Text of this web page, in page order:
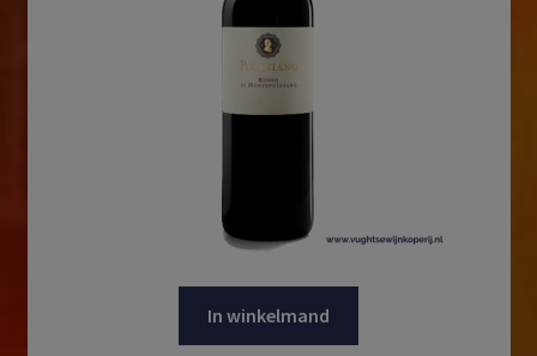
In winkelmand